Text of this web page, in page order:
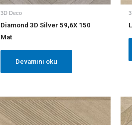
3D Deco
Diamond 3D Silver 59,6X 150
Mat
Devamını oku